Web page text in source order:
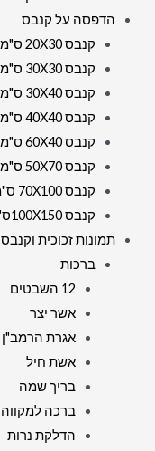
הדפסה על קנבס
קנבס 20X30 ס"מ
קנבס 30X30 ס"מ
קנבס 30X40 ס"מ
קנבס 40X40 ס"מ
קנבס 60X40 ס"מ
קנבס 50X70 ס"מ
קנבס 70X100 ס"מ
קנבס 100X150ס"מ
תמונות זכוכית וקנבס
ברכות
12 השבטים
אשר יצר
אגרת הרמב"ן
אשת חיל
בריך שמה
ברכה למקווה
הדלקת נרות